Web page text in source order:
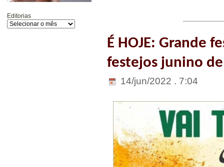
Editorias
É HOJE: Grande
festejos junino
14/jun/2022 . 7:04